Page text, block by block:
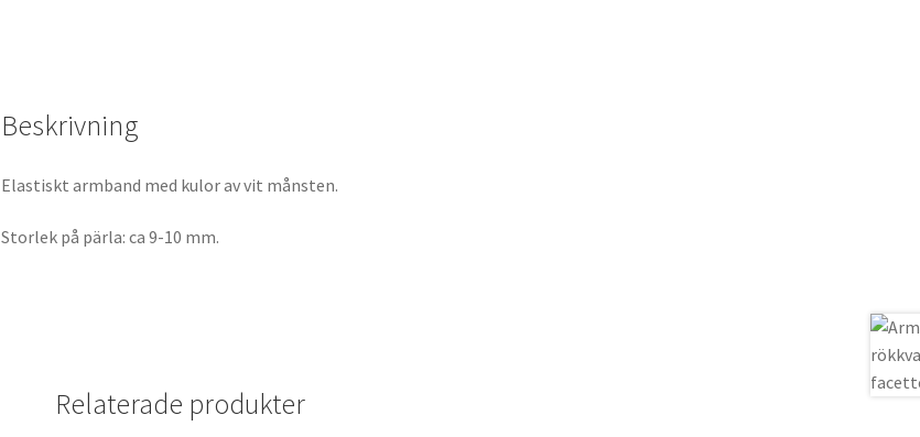
Beskrivning
Elastiskt armband med kulor av vit månsten.
Storlek på pärla: ca 9-10 mm.
Relaterade produkter